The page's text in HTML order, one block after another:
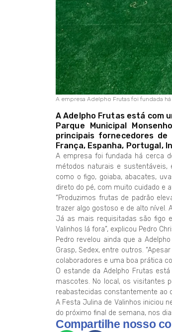
A empresa Adelpho Frutas foi fundada
A Adelpho Frutas está com
Parque Municipal
principais fornecedores
França, Espanha, Portugal,
A empresa foi fundada há cerca
métodos naturais e
como o figo, goiaba, abacates,
direto do pé, com muito cuidado e
“Produzimos frutas de padrão
trazer algo gostoso e de alto nível.
Já as mais requisitadas são figo
Valinhos lá fora”, explicou Pedro
Pedro revelou ainda que a
Grasp, Sedex, entre outros.
colaboradores e uma boa prática
O estande da Adelpho Frutas
mascotes. No local, os visitantes
reabastecidas constantemente ao
A Festa Julina de Valinhos iniciou
do próximo final de semana, nos
Compartilhe nosso